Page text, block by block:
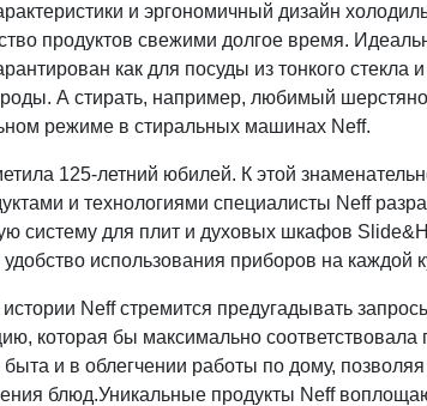
и эргономичный дизайн
продуктов свежими долгое время.
как для посуды из тонкого стекла и
А стирать, например, любимый
режиме в стиральных машинах Neff.
125-летний юбилей. К этой
и технологиями специалисты Neff
систему для плит и духовых шкафов
использования приборов на каждой
Neff стремится предугадывать
которая бы максимально соответствовала
и в облегчении работы по дому,
блюд.Уникальные продукты Neff